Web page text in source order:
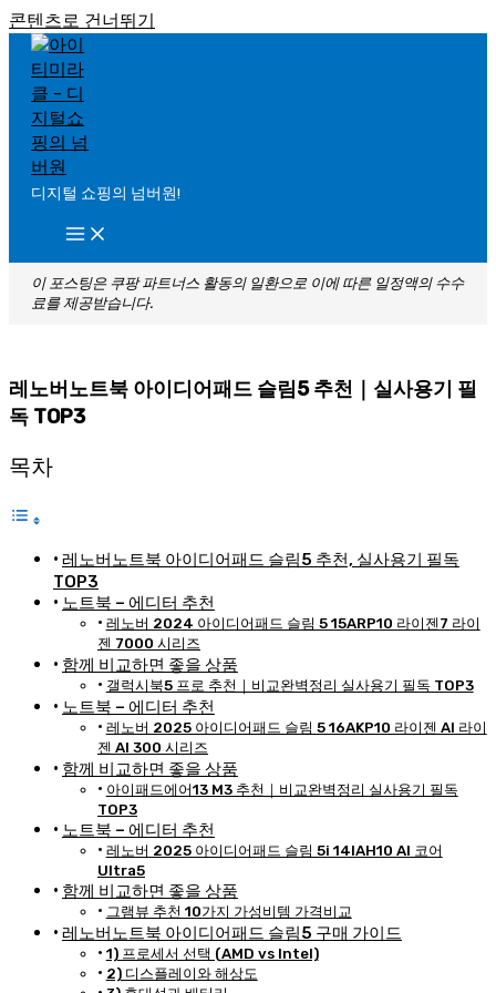
콘텐츠로 건너뛰기
디지털 쇼핑의 넘버원!
이 포스팅은 쿠팡 파트너스 활동의 일환으로 이에 따른 일정액의 수수
료를 제공받습니다.
레노버노트북 아이디어패드 슬림5 추천｜실사용기 필
독 TOP3
목차
레노버노트북 아이디어패드 슬림5 추천, 실사용기 필독
TOP3
노트북 – 에디터 추천
레노버 2024 아이디어패드 슬림 5 15ARP10 라이젠7 라이
젠 7000 시리즈
함께 비교하면 좋을 상품
갤럭시북5 프로 추천｜비교완벽정리 실사용기 필독 TOP3
노트북 – 에디터 추천
레노버 2025 아이디어패드 슬림 5 16AKP10 라이젠 AI 라이
젠 AI 300 시리즈
함께 비교하면 좋을 상품
아이패드에어13 M3 추천｜비교완벽정리 실사용기 필독
TOP3
노트북 – 에디터 추천
레노버 2025 아이디어패드 슬림 5i 14IAH10 AI 코어
Ultra5
함께 비교하면 좋을 상품
그램뷰 추천 10가지 가성비템 가격비교
레노버노트북 아이디어패드 슬림5 구매 가이드
1) 프로세서 선택 (AMD vs Intel)
2) 디스플레이와 해상도